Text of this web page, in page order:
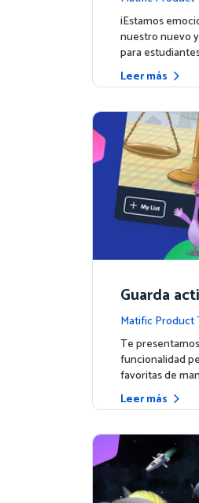
la plataforma
¡Estamos
nuestro nuevo
para
Leer más
Guarda
función
Matific Product
e la plataforma
Te
funcionalidad
favoritas de
Leer más